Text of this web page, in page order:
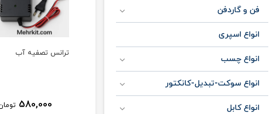
فن و گاردفن
انواع اسپری
انواع چسب
انواع سوکت-تبدیل-کانکتور
انواع کابل
ترانس تصفیه آب
580,000